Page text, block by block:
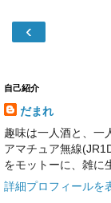
‹
自己紹介
だまれ
趣味は一人酒と、一
アマチュア無線
をモットーに、雑に
詳細プロフィールを